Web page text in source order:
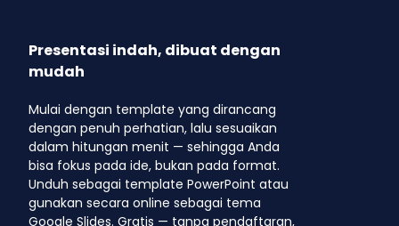
Presentasi indah, dibuat dengan
mudah
Mulai dengan template yang dirancang
dengan penuh perhatian, lalu sesuaikan
dalam hitungan menit — sehingga Anda
bisa fokus pada ide, bukan pada format.
Unduh sebagai template PowerPoint atau
gunakan secara online sebagai tema
Google Slides. Gratis — tanpa pendaftaran,